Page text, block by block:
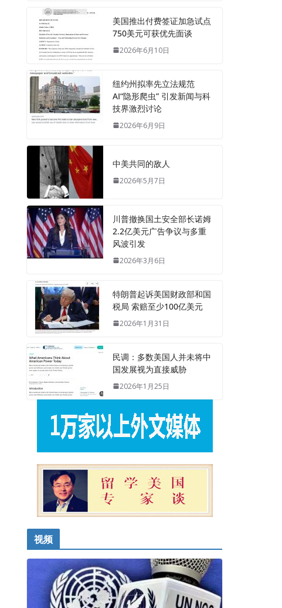
美国推出付费签证加急试点
750美元可获优先面谈
2026年6月10日
纽约州拟率先立法规范
AI“隐形爬虫” 引发新闻与科
技界激烈讨论
2026年6月9日
中美共同的敌人
2026年5月7日
川普撤换国土安全部长诺姆
2.2亿美元广告争议与多重
风波引发
2026年3月6日
特朗普起诉美国财政部和国
税局 索赔至少100亿美元
2026年1月31日
民调：多数美国人并未将中
国发展视为直接威胁
2026年1月25日
视频